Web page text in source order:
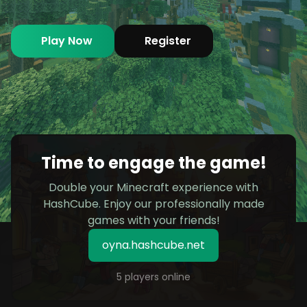
Play Now Register
Time to engage the game!
Double your Minecraft experience with
HashCube. Enjoy our professionally made
games with your friends!
oyna.hashcube.net
5 players online